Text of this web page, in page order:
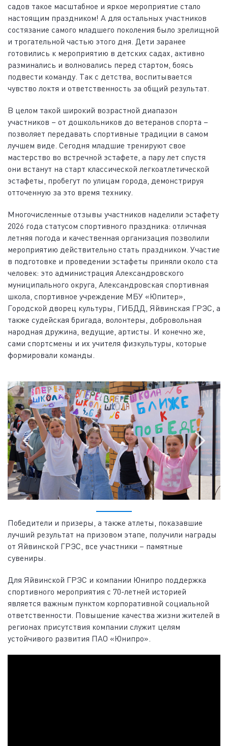
садов такое масштабное и яркое мероприятие стало
настоящим праздником! А для остальных участников
состязание самого младшего поколения было зрелищной
и трогательной частью этого дня. Дети заранее
готовились к мероприятию в детских садах, активно
разминались и волновались перед стартом, боясь
подвести команду. Так с детства, воспитывается
чувство локтя и ответственность за общий результат.
В целом такой широкий возрастной диапазон
участников – от дошкольников до ветеранов спорта –
позволяет передавать спортивные традиции в самом
лучшем виде. Сегодня младшие тренируют свое
мастерство во встречной эстафете, а пару лет спустя
они встанут на старт классической легкоатлетической
эстафеты, пробегут по улицам города, демонстрируя
отточенную за это время технику.
Многочисленные отзывы участников наделили эстафету
2026 года статусом спортивного праздника: отличная
летняя погода и качественная организация позволили
мероприятию действительно стать праздником. Участие
в подготовке и проведении эстафеты приняли около ста
человек: это администрация Александровского
муниципального округа, Александровская спортивная
школа, спортивное учреждение МБУ «Юпитер»,
Городской дворец культуры, ГИБДД, Яйвинская ГРЭС, а
также судейская бригада, волонтеры, добровольная
народная дружина, ведущие, артисты. И конечно же,
сами спортсмены и их учителя физкультуры, которые
формировали команды.
Победители и призеры, а также атлеты, показавшие
лучший результат на призовом этапе, получили награды
от Яйвинской ГРЭС, все участники – памятные
сувениры.
Для Яйвинской ГРЭС и компании Юнипро поддержка
спортивного мероприятия с 70-летней историей
является важным пунктом корпоративной социальной
ответственности. Повышение качества жизни жителей в
регионах присутствия компании служит целям
устойчивого развития ПАО «Юнипро».